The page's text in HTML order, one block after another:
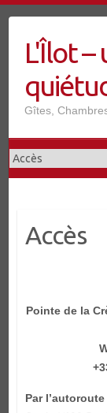
L'Îlot –
Gîtes,
Accès
Pointe de la
Par l’autoroute